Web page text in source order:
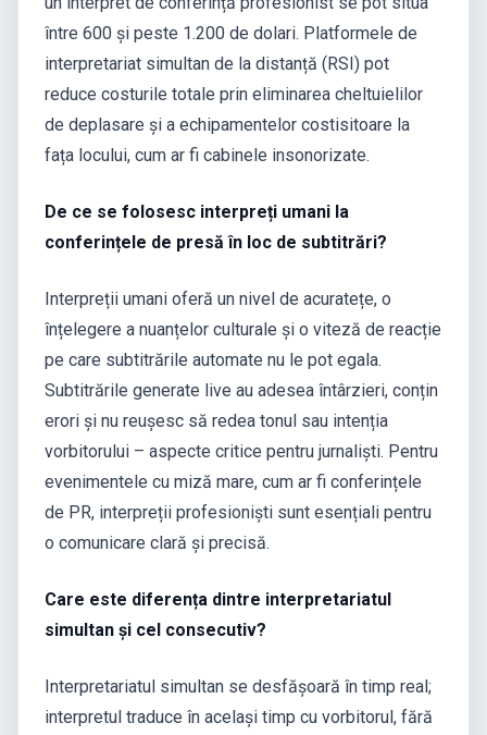
între 600 și peste 1.200 de dolari. Platformele de
interpretariat simultan de la distanță (RSI) pot
reduce costurile totale prin eliminarea cheltuielilor
de deplasare și a echipamentelor costisitoare la
fața locului, cum ar fi cabinele insonorizate.
De ce se folosesc interpreți umani la
conferințele de presă în loc de subtitrări?
Interpreții umani oferă un nivel de acuratețe, o
înțelegere a nuanțelor culturale și o viteză de reacție
pe care subtitrările automate nu le pot egala.
Subtitrările generate live au adesea întârzieri, conțin
erori și nu reușesc să redea tonul sau intenția
vorbitorului – aspecte critice pentru jurnaliști. Pentru
evenimentele cu miză mare, cum ar fi conferințele
de PR, interpreții profesioniști sunt esențiali pentru
o comunicare clară și precisă.
Care este diferența dintre interpretariatul
simultan și cel consecutiv?
Interpretariatul simultan se desfășoară în timp real;
interpretul traduce în același timp cu vorbitorul, fără